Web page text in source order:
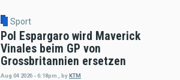
Sport
Pol Espargaro wird Maverick
Vinales beim GP von
Grossbritannien ersetzen
Aug 04 2026 - 6:18pm , byKTM